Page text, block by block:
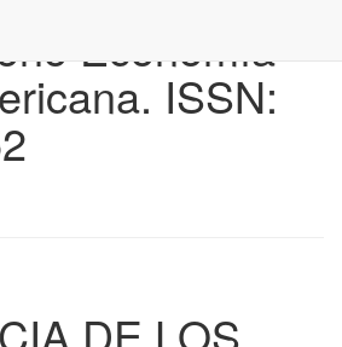
Economía
ISSN:
DE LOS